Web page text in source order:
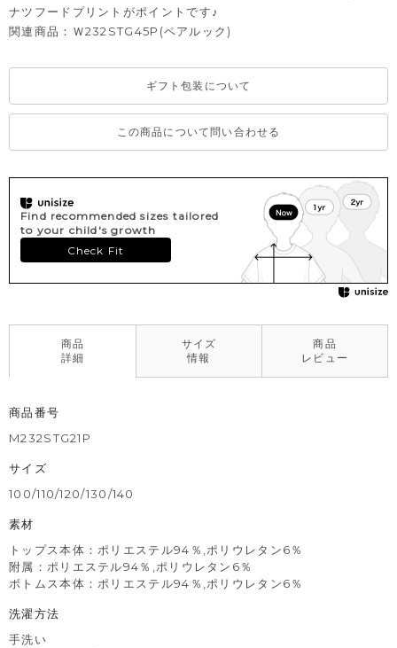
ナツフードプリントがポイントです♪
関連商品： Ｗ232STG45P(ペアルック)
ギフト包装について
この商品について問い合わせる
Find recommended sizes tailored
to your child's growth
Check Fit
商品
詳細
サイズ
情報
商品
レビュー
商品番号
M232STG21P
サイズ
100/110/120/130/140
素材
トップス本体：ポリエステル94％,ポリウレタン6％
附属：ポリエステル94％,ポリウレタン6％
ボトムス本体：ポリエステル94％,ポリウレタン6％
洗濯方法
手洗い